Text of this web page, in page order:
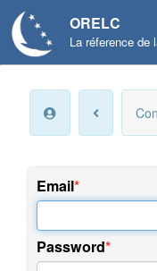
ORELC
La réference de
compte
préférences
Email
Password